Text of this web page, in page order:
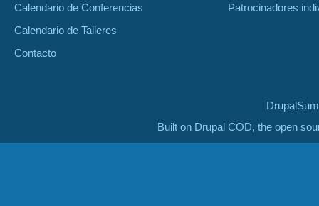
Calendario de Conferencias
Calendario de Talleres
Contacto
Patrocinadores
Built on Drupal COD, the open